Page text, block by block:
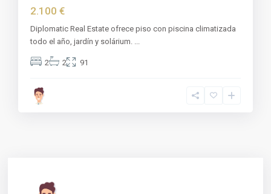
2.100 €
Diplomatic Real Estate ofrece piso con piscina climatizada
todo el año, jardín y solárium.
2 2 91